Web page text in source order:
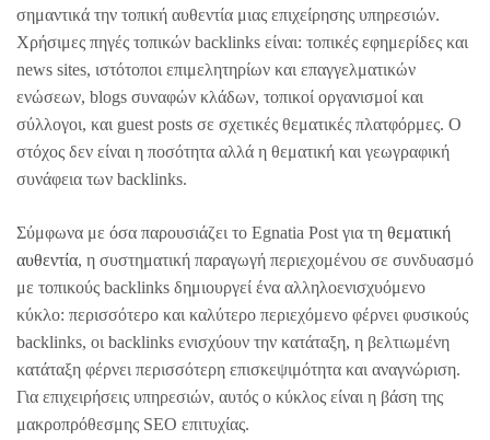
σημαντικά την τοπική αυθεντία μιας επιχείρησης υπηρεσιών.
Χρήσιμες πηγές τοπικών backlinks είναι: τοπικές εφημερίδες και
news sites, ιστότοποι επιμελητηρίων και επαγγελματικών
ενώσεων, blogs συναφών κλάδων, τοπικοί οργανισμοί και
σύλλογοι, και guest posts σε σχετικές θεματικές πλατφόρμες. Ο
στόχος δεν είναι η ποσότητα αλλά η θεματική και γεωγραφική
συνάφεια των backlinks.
Σύμφωνα με όσα παρουσιάζει το Egnatia Post για τη θεματική
αυθεντία, η συστηματική παραγωγή περιεχομένου σε συνδυασμό
με τοπικούς backlinks δημιουργεί ένα αλληλοενισχυόμενο
κύκλο: περισσότερο και καλύτερο περιεχόμενο φέρνει φυσικούς
backlinks, οι backlinks ενισχύουν την κατάταξη, η βελτιωμένη
κατάταξη φέρνει περισσότερη επισκεψιμότητα και αναγνώριση.
Για επιχειρήσεις υπηρεσιών, αυτός ο κύκλος είναι η βάση της
μακροπρόθεσμης SEO επιτυχίας.